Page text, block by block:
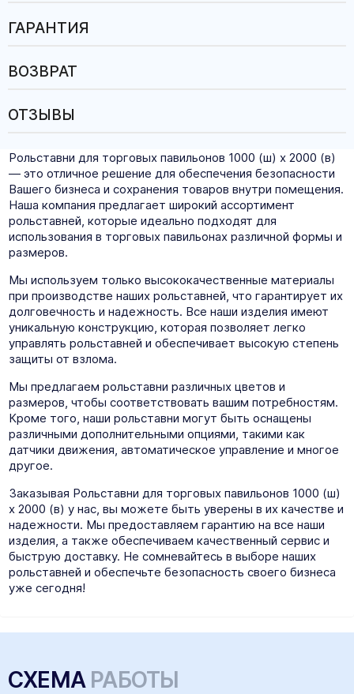
ГАРАНТИЯ
ВОЗВРАТ
ОТЗЫВЫ
Рольставни для торговых павильонов 1000 (ш) х 2000 (в)
— это отличное решение для обеспечения безопасности
Вашего бизнеса и сохранения товаров внутри помещения.
Наша компания предлагает широкий ассортимент
рольставней, которые идеально подходят для
использования в торговых павильонах различной формы и
размеров.
Мы используем только высококачественные материалы
при производстве наших рольставней, что гарантирует их
долговечность и надежность. Все наши изделия имеют
уникальную конструкцию, которая позволяет легко
управлять рольставней и обеспечивает высокую степень
защиты от взлома.
Мы предлагаем рольставни различных цветов и
размеров, чтобы соответствовать вашим потребностям.
Кроме того, наши рольставни могут быть оснащены
различными дополнительными опциями, такими как
датчики движения, автоматическое управление и многое
другое.
Заказывая Рольставни для торговых павильонов 1000 (ш)
х 2000 (в) у нас, вы можете быть уверены в их качестве и
надежности. Мы предоставляем гарантию на все наши
изделия, а также обеспечиваем качественный сервис и
быструю доставку. Не сомневайтесь в выборе наших
рольставней и обеспечьте безопасность своего бизнеса
уже сегодня!
СХЕМА РАБОТЫ